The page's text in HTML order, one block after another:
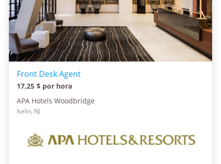
Front Desk Agent
17,25 $ por hora
APA Hotels Woodbridge
Iselin, NJ